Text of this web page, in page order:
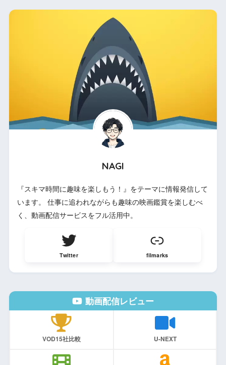
NAGI
『スキマ時間に趣味を楽しもう！』をテーマに情報発信して
います。 仕事に追われながらも趣味の映画鑑賞を楽しむべ
く、動画配信サービスをフル活用中。
Twitter filmarks
動画配信レビュー
VOD15社比較 U-NEXT